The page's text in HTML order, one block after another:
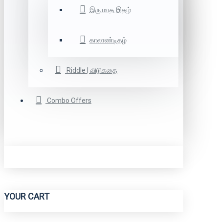
இரு மாத இதழ்
காலாண்டிதழ்
Riddle | விடுகதை
Combo Offers
YOUR CART